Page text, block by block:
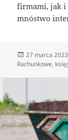
firmami, jak i
mnóstwo
Data
publikacji
27 marca 2023
Rachunkowe,